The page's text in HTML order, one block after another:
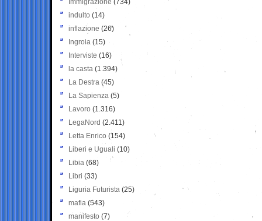
Immigrazione (734)
indulto (14)
inflazione (26)
Ingroia (15)
Interviste (16)
la casta (1.394)
La Destra (45)
La Sapienza (5)
Lavoro (1.316)
LegaNord (2.411)
Letta Enrico (154)
Liberi e Uguali (10)
Libia (68)
Libri (33)
Liguria Futurista (25)
mafia (543)
manifesto (7)